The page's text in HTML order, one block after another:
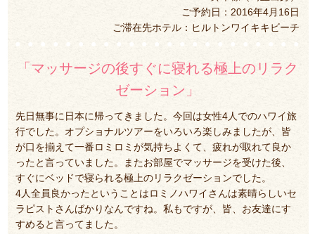
ご予約日：2016年4月16日
ご滞在先ホテル：ヒルトンワイキキビーチ
「マッサージの後すぐに寝れる極上のリラク
ゼーション」
先日無事に日本に帰ってきました。今回は女性4人でのハワイ旅
行でした。オプショナルツアーをいろいろ楽しみましたが、皆
が口を揃えて一番ロミロミが気持ちよくて、疲れが取れて良か
ったと言っていました。またお部屋でマッサージを受けた後、
すぐにベッドで寝られる極上のリラクゼーションでした。
4人全員良かったということはロミノハワイさんは素晴らしいセ
ラピストさんばかりなんですね。私もですが、皆、お友達にす
すめると言ってました。